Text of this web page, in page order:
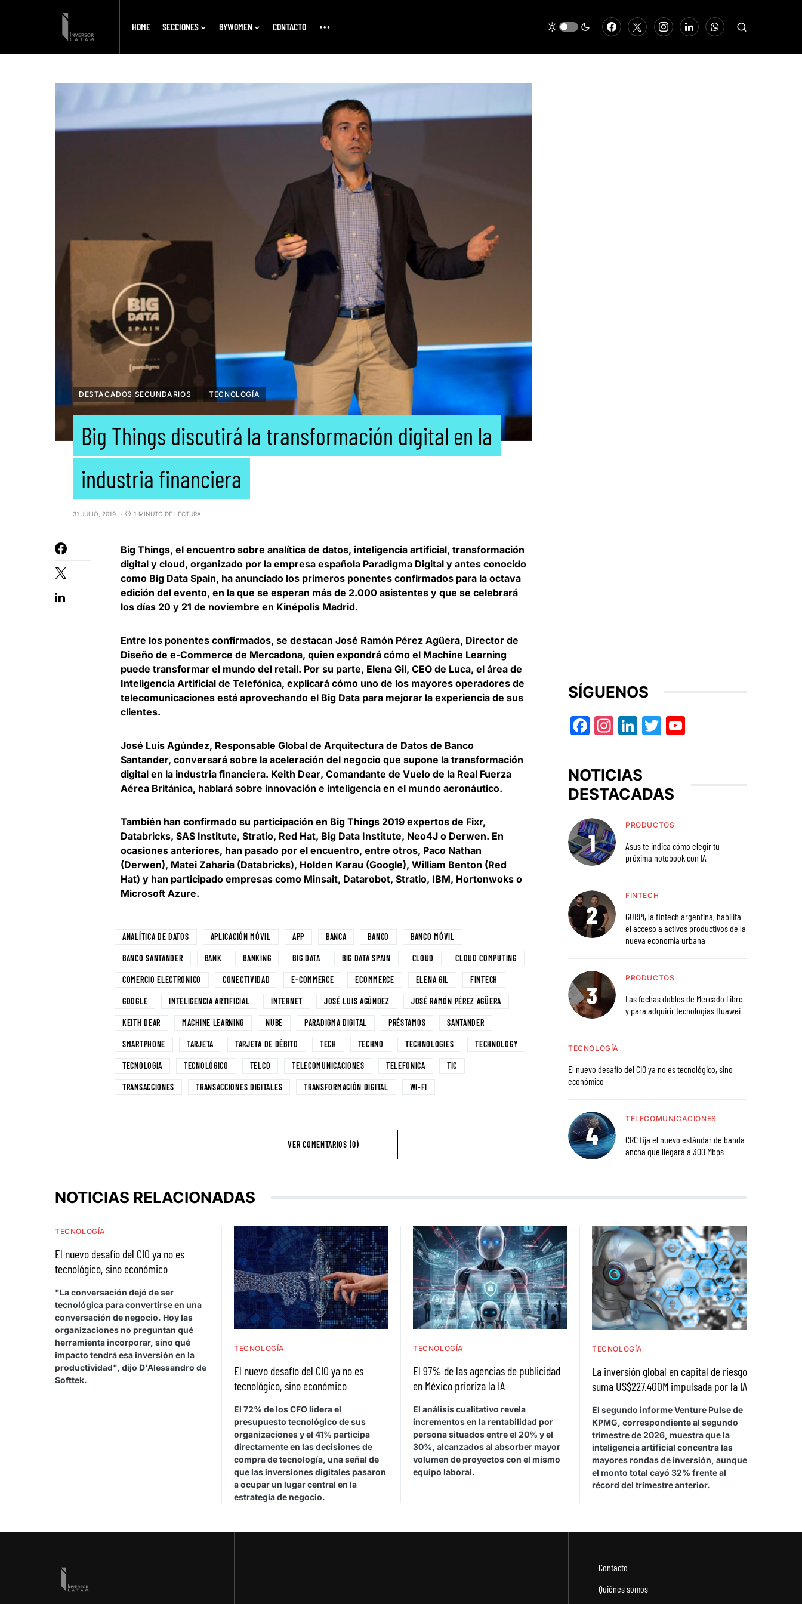
HOME SECCIONES BYWOMEN CONTACTO
DESTACADOS SECUNDARIOS TECNOLOGÍA
Big Things discutirá la transformación digital en la
industria financiera
31 JULIO, 2019 1 MINUTO DE LECTURA
Big Things, el encuentro sobre analítica de datos, inteligencia artificial, transformación
digital y cloud, organizado por la empresa española Paradigma Digital y antes conocido
como Big Data Spain, ha anunciado los primeros ponentes confirmados para la octava
edición del evento, en la que se esperan más de 2.000 asistentes y que se celebrará
los días 20 y 21 de noviembre en Kinépolis Madrid.
Entre los ponentes confirmados, se destacan José Ramón Pérez Agüera, Director de
Diseño de e-Commerce de Mercadona, quien expondrá cómo el Machine Learning
puede transformar el mundo del retail. Por su parte, Elena Gil, CEO de Luca, el área de
Inteligencia Artificial de Telefónica, explicará cómo uno de los mayores operadores de
telecomunicaciones está aprovechando el Big Data para mejorar la experiencia de sus
clientes.
José Luis Agúndez, Responsable Global de Arquitectura de Datos de Banco
Santander, conversará sobre la aceleración del negocio que supone la transformación
digital en la industria financiera. Keith Dear, Comandante de Vuelo de la Real Fuerza
Aérea Británica, hablará sobre innovación e inteligencia en el mundo aeronáutico.
También han confirmado su participación en Big Things 2019 expertos de Fixr,
Databricks, SAS Institute, Stratio, Red Hat, Big Data Institute, Neo4J o Derwen. En
ocasiones anteriores, han pasado por el encuentro, entre otros, Paco Nathan
(Derwen), Matei Zaharia (Databricks), Holden Karau (Google), William Benton (Red
Hat) y han participado empresas como Minsait, Datarobot, Stratio, IBM, Hortonwoks o
Microsoft Azure.
ANALÍTICA DE DATOS APLICACIÓN MÓVIL APP BANCA BANCO BANCO MÓVIL
BANCO SANTANDER BANK BANKING BIG DATA BIG DATA SPAIN CLOUD CLOUD COMPUTING
COMERCIO ELECTRONICO CONECTIVIDAD E-COMMERCE ECOMMERCE ELENA GIL FINTECH
GOOGLE INTELIGENCIA ARTIFICIAL INTERNET JOSÉ LUIS AGÚNDEZ JOSÉ RAMÓN PÉREZ AGÜERA
KEITH DEAR MACHINE LEARNING NUBE PARADIGMA DIGITAL PRÉSTAMOS SANTANDER
SMARTPHONE TARJETA TARJETA DE DÉBITO TECH TECHNO TECHNOLOGIES TECHNOLOGY
TECNOLOGIA TECNOLÓGICO TELCO TELECOMUNICACIONES TELEFONICA TIC
TRANSACCIONES TRANSACCIONES DIGITALES TRANSFORMACIÓN DIGITAL WI-FI
VER COMENTARIOS (0)
SÍGUENOS
Facebook
Instagram
LinkedIn
Twitter
NOTICIAS
DESTACADAS
PRODUCTOS
Asus te indica cómo elegir tu
próxima notebook con IA
FINTECH
GURPI, la fintech argentina, habilita
el acceso a activos productivos de la
nueva economía urbana
PRODUCTOS
Las fechas dobles de Mercado Libre
y para adquirir tecnologías Huawei
TECNOLOGÍA
El nuevo desafío del CIO ya no es tecnológico, sino
económico
TELECOMUNICACIONES
CRC fija el nuevo estándar de banda
ancha que llegará a 300 Mbps
NOTICIAS RELACIONADAS
TECNOLOGÍA
El nuevo desafío del CIO ya no es
tecnológico, sino económico
"La conversación dejó de ser
tecnológica para convertirse en una
conversación de negocio. Hoy las
organizaciones no preguntan qué
herramienta incorporar, sino qué
impacto tendrá esa inversión en la
productividad", dijo D'Alessandro de
Softtek.
TECNOLOGÍA
El nuevo desafío del CIO ya no es
tecnológico, sino económico
El 72% de los CFO lidera el
presupuesto tecnológico de sus
organizaciones y el 41% participa
directamente en las decisiones de
compra de tecnología, una señal de
que las inversiones digitales pasaron
a ocupar un lugar central en la
estrategia de negocio.
TECNOLOGÍA
El 97% de las agencias de publicidad
en México prioriza la IA
El análisis cualitativo revela
incrementos en la rentabilidad por
persona situados entre el 20% y el
30%, alcanzados al absorber mayor
volumen de proyectos con el mismo
equipo laboral.
TECNOLOGÍA
La inversión global en capital de riesgo
suma US$227.400M impulsada por la IA
El segundo informe Venture Pulse de
KPMG, correspondiente al segundo
trimestre de 2026, muestra que la
inteligencia artificial concentra las
mayores rondas de inversión, aunque
el monto total cayó 32% frente al
récord del trimestre anterior.
Contacto
Quiénes somos